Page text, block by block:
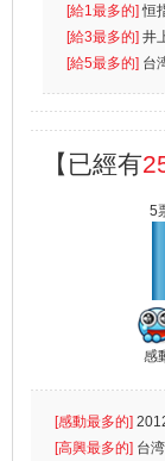
無
[給1最多的]恒
[給3最多的] 井
[給5最多的] 台
【已經有
5
感
[感動最多的]
出首位
[高興最多的] 台